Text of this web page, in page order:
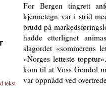
tekst
For Bergen tingrett
kjennetegn var i strid
brudd på
hadde etterlignet
slagordet «sommerens
«Norges letteste
kom til at Voss Gondol
var oppnådd ved